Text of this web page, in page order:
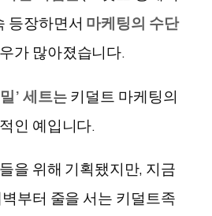
등장하면서 마케팅의 수단
가 많아졌습니다.
’세트는 키덜트 마케팅의
인 예입니다.
을 위해 기획됐지만, 지금
부터 줄을 서는 키덜트족